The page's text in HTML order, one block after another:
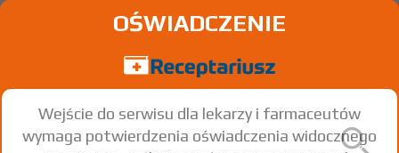
OŚWIADCZENIE
Wejście do serwisu dla lekarzy i farmaceutów
wymaga potwierdzenia oświadczenia widocznego